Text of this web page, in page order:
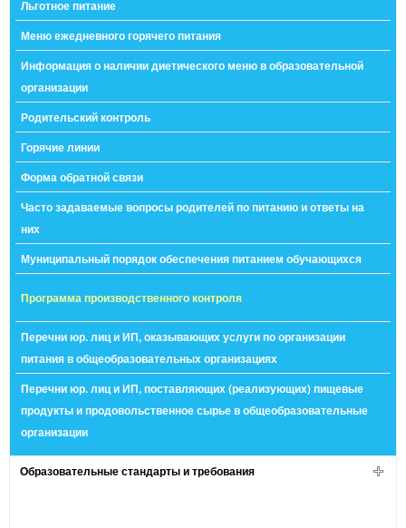
Льготное питание
Меню ежедневного горячего питания
Информация о наличии диетического меню в образовательной
организации
Родительский контроль
Горячие линии
Форма обратной связи
Часто задаваемые вопросы родителей по питанию и ответы на
них
Муниципальный порядок обеспечения питанием обучающихся
Программа производственного контроля
Перечни юр. лиц и ИП, оказывающих услуги по организации
питания в общеобразовательных организациях
Перечни юр. лиц и ИП, поставляющих (реализующих) пищевые
продукты и продовольственное сырье в общеобразовательные
организации
Образовательные стандарты и требования